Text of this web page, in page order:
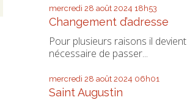
mercredi 28 août 2024 18h53
Changement d’adresse
Pour plusieurs raisons il devient
nécessaire de passer...
mercredi 28 août 2024 06h01
Saint Augustin